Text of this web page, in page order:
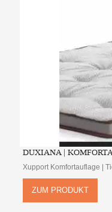
DUXIANA |
Xupport Komfortauflage |
ZUM PRODUKT